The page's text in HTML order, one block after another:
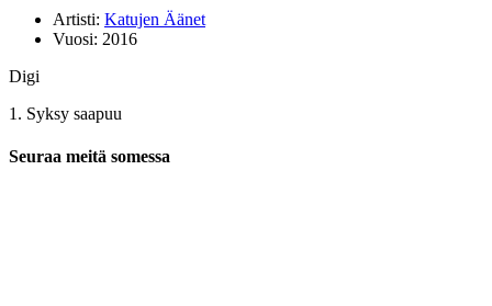
Artisti: Katujen Äänet
Vuosi: 2016
Digi
1. Syksy saapuu
Seuraa meitä somessa